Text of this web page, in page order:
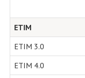
ETIM
ETIM 3.0
ETIM 4.0